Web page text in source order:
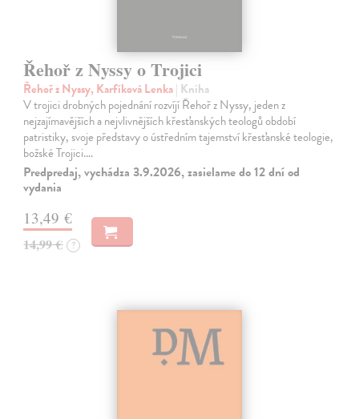
Řehoř z Nyssy o Trojici
Řehoř z Nyssy, Karfíková Lenka| Kniha
V trojici drobných pojednání rozvíjí Řehoř z Nyssy, jeden z
nejzajímavějších a nejvlivnějších křesťanských teologů období
patristiky, svoje představy o ústředním tajemství křesťanské teologie,
božské Trojici.…
Predpredaj, vychádza 3.9.2026, zasielame do 12 dní od
vydania
13,49 €
14,99 € ?